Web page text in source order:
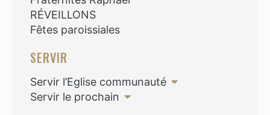
RÉVEILLONS
Fêtes paroissiales
SERVIR
Servir l’Eglise communauté
Servir le prochain